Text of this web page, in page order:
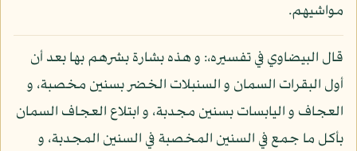
مواشيهم.
قال البيضاوي في تفسيره،: و هذه بشارة بشرهم بها بعد أن
أول البقرات السمان و السنبلات الخضر بسنين مخصبة، و
العجاف و اليابسات بسنين مجدبة، و ابتلاع العجاف السمان
بأكل ما جمع في السنين المخصبة في السنين المجدبة، و